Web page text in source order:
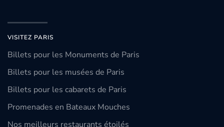
VISITEZ PARIS
Billets pour les Monuments de Paris
Billets pour les musées de Paris
Billets pour les cabarets de Paris
Promenades en Bateaux Mouches
Nos meilleurs restaurants étoilés